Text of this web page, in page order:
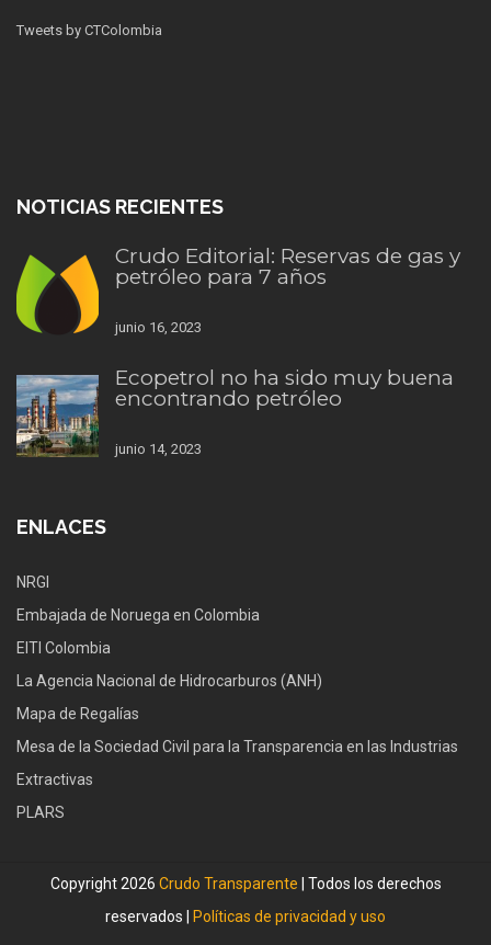
Tweets by CTColombia
NOTICIAS RECIENTES
Crudo Editorial: Reservas de gas y
petróleo para 7 años
junio 16, 2023
Ecopetrol no ha sido muy buena
encontrando petróleo
junio 14, 2023
ENLACES
NRGI
Embajada de Noruega en Colombia
EITI Colombia
La Agencia Nacional de Hidrocarburos (ANH)
Mapa de Regalías
Mesa de la Sociedad Civil para la Transparencia en las Industrias
Extractivas
PLARS
Copyright 2026 Crudo Transparente | Todos los derechos
reservados |
Políticas de privacidad y uso